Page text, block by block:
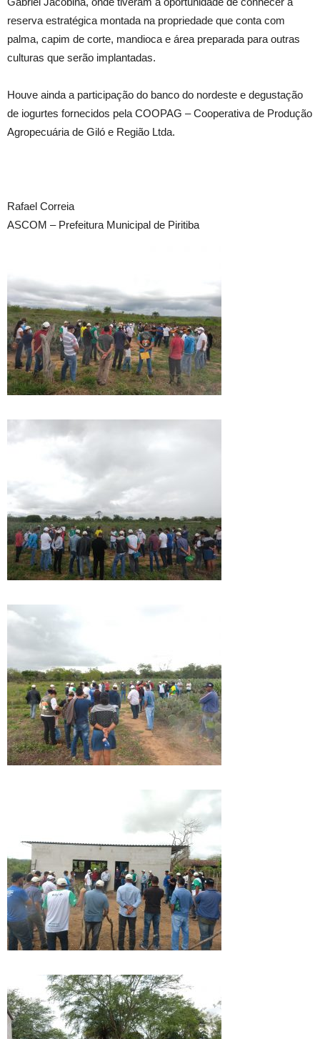
reserva estratégica montada na propriedade que conta com
palma, capim de corte, mandioca e área preparada para outras
culturas que serão implantadas.
Houve ainda a participação do banco do nordeste e degustação
de iogurtes fornecidos pela COOPAG – Cooperativa de Produção
Agropecuária de Giló e Região Ltda.
Rafael Correia
ASCOM – Prefeitura Municipal de Piritiba